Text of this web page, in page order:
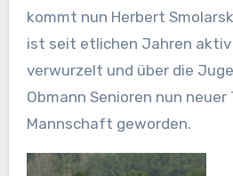
kommt nun Herbert
ist seit etlichen Jahren aktiv
verwurzelt und über die
Obmann Senioren nun
Mannschaft geworden.